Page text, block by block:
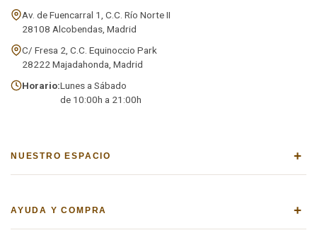
Av. de Fuencarral 1, C.C. Río Norte II
28108 Alcobendas, Madrid
C/ Fresa 2, C.C. Equinoccio Park
28222 Majadahonda, Madrid
Horario:Lunes a Sábado
de 10:00h a 21:00h
NUESTRO ESPACIO +
AYUDA Y COMPRA +